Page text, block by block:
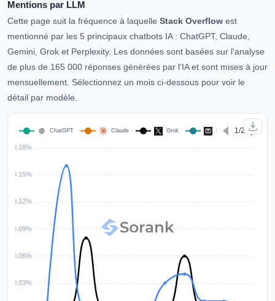
Mentions par LLM
Cette page suit la fréquence à laquelle Stack Overflow est
mentionné par les 5 principaux chatbots IA : ChatGPT, Claude,
Gemini, Grok et Perplexity. Les données sont basées sur l'analyse
de plus de 165 000 réponses générées par l'IA et sont mises à jour
mensuellement. Sélectionnez un mois ci-dessous pour voir le
détail par modèle.